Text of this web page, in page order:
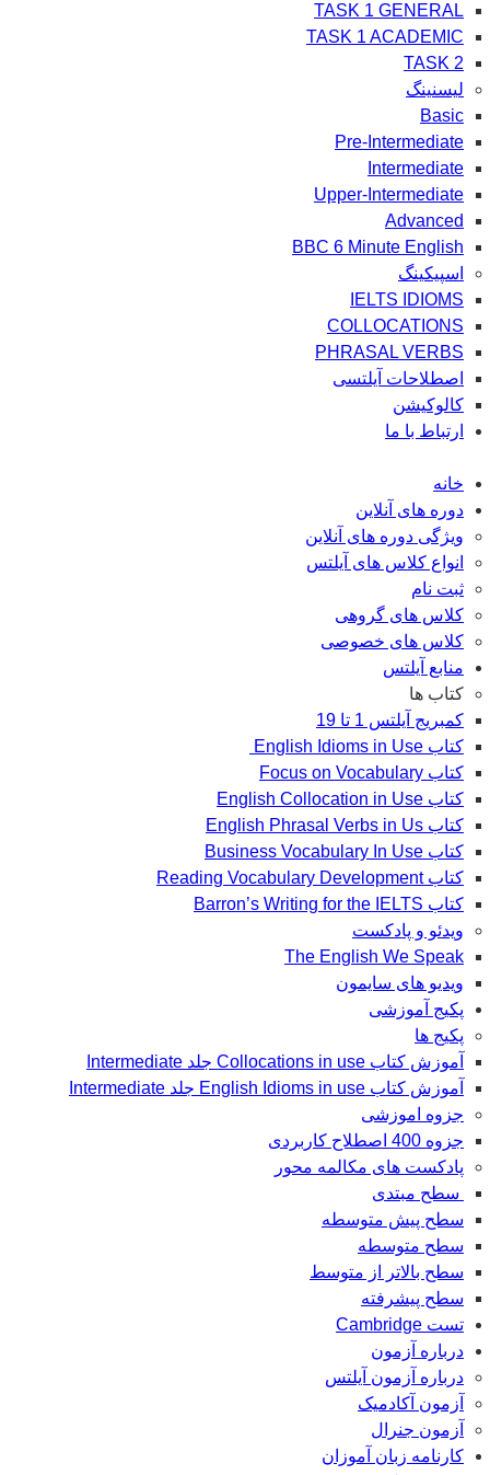
TASK 1 GENERAL
TASK 1 ACADEMIC
TASK 2
لیسنینگ
Basic
Pre-Intermediate
Intermediate
Upper-Intermediate
Advanced
BBC 6 Minute English
اسپیکینگ
IELTS IDIOMS
COLLOCATIONS
PHRASAL VERBS
اصطلاحات آیلتسی
کالوکیشن
ارتباط با ما
خانه
دوره های آنلاین
ویژگی دوره های آنلاین
انواع کلاس های آیلتس
ثبت نام
کلاس های گروهی
کلاس های خصوصی
منابع آیلتس
کتاب ها
کمبریج آیلتس 1 تا 19
کتاب English Idioms in Use
کتاب Focus on Vocabulary
کتاب English Collocation in Use
کتاب English Phrasal Verbs in Us
کتاب Business Vocabulary In Use
کتاب Reading Vocabulary Development
کتاب Barron’s Writing for the IELTS
ویدئو و پادکست
The English We Speak
ویدیو های سایمون
پکیج آموزشی
پکیج ها
آموزش کتاب Collocations in use جلد Intermediate
آموزش کتاب English Idioms in use جلد Intermediate
جزوه اموزشی
جزوه 400 اصطلاح کاربردی
پادکست های مکالمه محور
سطح مبتدی
سطح پیش متوسطه
سطح متوسطه
سطح بالاتر از متوسط
سطح پیشرفته
تست Cambridge
درباره آزمون
درباره آزمون آیلتس
آزمون آکادمیک
آزمون جنرال
کارنامه زبان آموزان